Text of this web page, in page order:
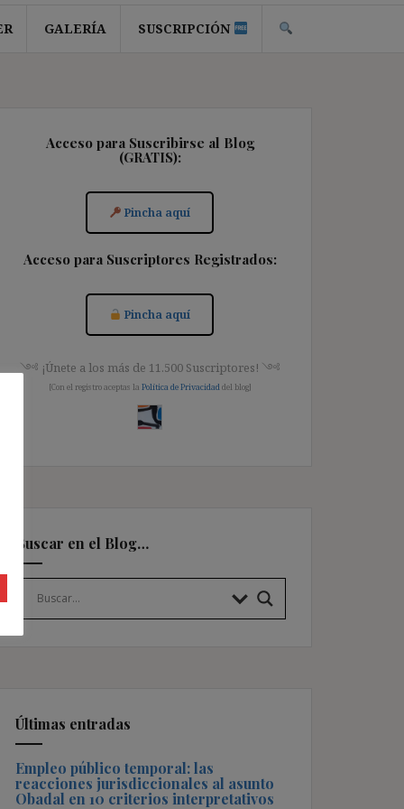
GALERÍA SUSCRIPCIÓN
Acceso para Suscribirse al Blog
(GRATIS):
Pincha aquí
Acceso para Suscriptores Registrados:
Pincha aquí
༺ ¡Únete a los más de 11.500 Suscriptores! ༺
[Con el registro aceptas la Política de Privacidad del blog]
Buscar en el Blog…
Últimas entradas
Empleo público temporal: las
reacciones jurisdiccionales al asunto
Obadal en 10 criterios interpretativos